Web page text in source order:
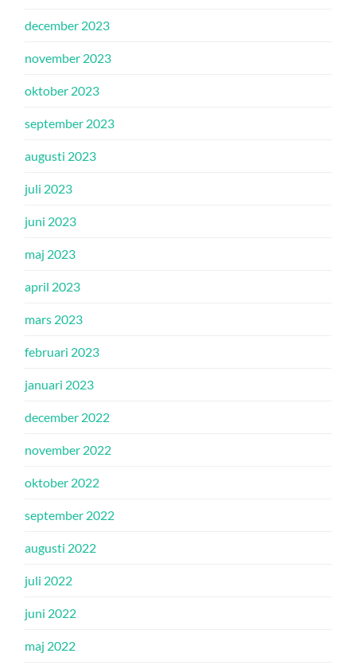
december 2023
november 2023
oktober 2023
september 2023
augusti 2023
juli 2023
juni 2023
maj 2023
april 2023
mars 2023
februari 2023
januari 2023
december 2022
november 2022
oktober 2022
september 2022
augusti 2022
juli 2022
juni 2022
maj 2022